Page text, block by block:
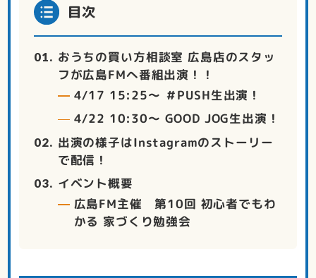
目次
おうちの買い方相談室 広島店のスタッ
フが広島FMへ番組出演！！
4/17 15:25～ ＃PUSH生出演！
4/22 10:30～ GOOD JOG生出演！
出演の様子はInstagramのストーリー
で配信！
イベント概要
広島FM主催 第10回 初心者でもわ
かる 家づくり勉強会